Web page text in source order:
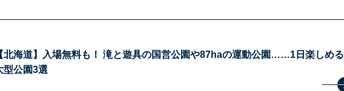
北海道】入場無料も！ 滝と遊具の国営公園や87haの運動公園……1日楽しめる
型公園3選